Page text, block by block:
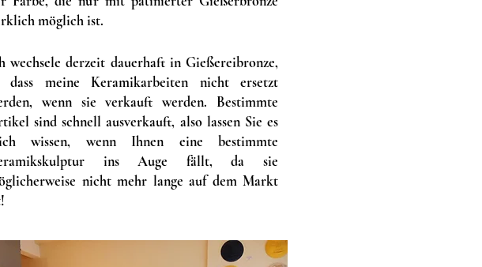
möglich ist.
wechsele derzeit dauerhaft in Gießereibronze,
dass meine Keramikarbeiten nicht ersetzt
wenn sie verkauft werden. Bestimmte
sind schnell ausverkauft, also lassen Sie es
wissen, wenn Ihnen eine bestimmte
ins Auge fällt, da sie
nicht mehr lange auf dem Markt